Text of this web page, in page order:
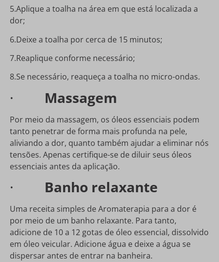
5.Aplique a toalha na área em que está localizada a
dor;
6.Deixe a toalha por cerca de 15 minutos;
7.Reaplique conforme necessário;
8.Se necessário, reaqueça a toalha no micro-ondas.
· Massagem
Por meio da massagem, os óleos essenciais podem
tanto penetrar de forma mais profunda na pele,
aliviando a dor, quanto também ajudar a eliminar nós
tensões. Apenas certifique-se de diluir seus óleos
essenciais antes da aplicação.
· Banho relaxante
Uma receita simples de Aromaterapia para a dor é
por meio de um banho relaxante. Para tanto,
adicione de 10 a 12 gotas de óleo essencial, dissolvido
em óleo veicular. Adicione água e deixe a água se
dispersar antes de entrar na banheira.